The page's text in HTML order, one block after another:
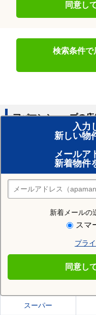
同意し
検索条件で
入力
新しい物
メールア
新着物件
新着メールの
スマ
プラ
同意し
アパマンショップの
賃貸のプロがお部屋探し！
おまかせ物件リクエスト
住みたい街の店舗を探す
店舗検索
住む街研究所で大館
大館市の施設一覧
スーパー